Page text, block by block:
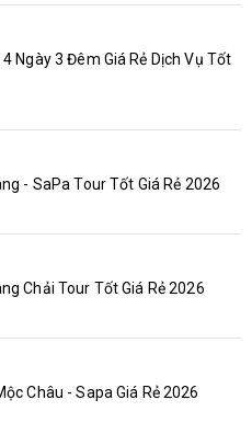
Ngày 3 Đêm Giá Rẻ Dịch Vụ Tốt
- SaPa Tour Tốt Giá Rẻ 2026
Chải Tour Tốt Giá Rẻ 2026
Châu - Sapa Giá Rẻ 2026